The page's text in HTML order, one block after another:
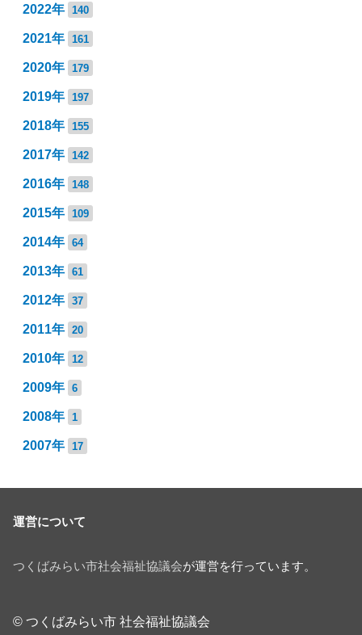
2022年 140
2021年 161
2020年 179
2019年 197
2018年 155
2017年 142
2016年 148
2015年 109
2014年 64
2013年 61
2012年 37
2011年 20
2010年 12
2009年 6
2008年 1
2007年 17
運営について
つくばみらい市社会福祉協議会が運営を行っています。
© つくばみらい市 社会福祉協議会